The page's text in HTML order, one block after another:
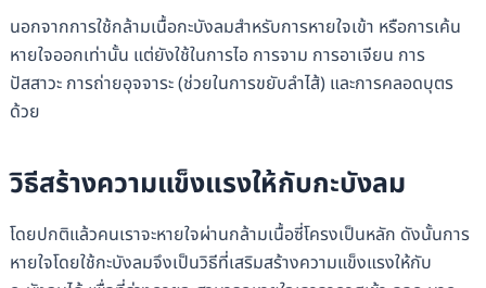
นอกจากการใช้กล้ามเนื้อกะบังลมสำหรับการหายใจเข้า หรือการเค้น
หายใจออกเท่านั้น แต่ยังใช้ในการไอ การจาม การอาเจียน การ
ปัสสาวะ การถ่ายอุจจาระ (ช่วยในการขยับลำไส้) และการคลอดบุตร
ด้วย
วิธีสร้างความแข็งแรงให้กับกะบังลม
โดยปกติแล้วคนเราจะหายใจผ่านกล้ามเนื้อซี่โครงเป็นหลัก ดังนั้นการ
หายใจโดยใช้กะบังลมจึงเป็นวิธีที่เสริมสร้างความแข็งแรงให้กับ